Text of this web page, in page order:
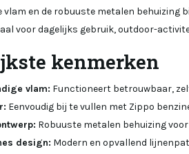
vlam en de robuuste metalen behuizing
voor dagelijks gebruik, outdoor-
kenmerken
vlam: Functioneert betrouwbaar,
Eenvoudig bij te vullen met Zippo
Robuuste metalen behuizing
design: Modern en opvallend